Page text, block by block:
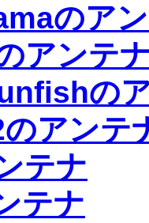
のア
アンテ
の
アンテ
テナ
テナ